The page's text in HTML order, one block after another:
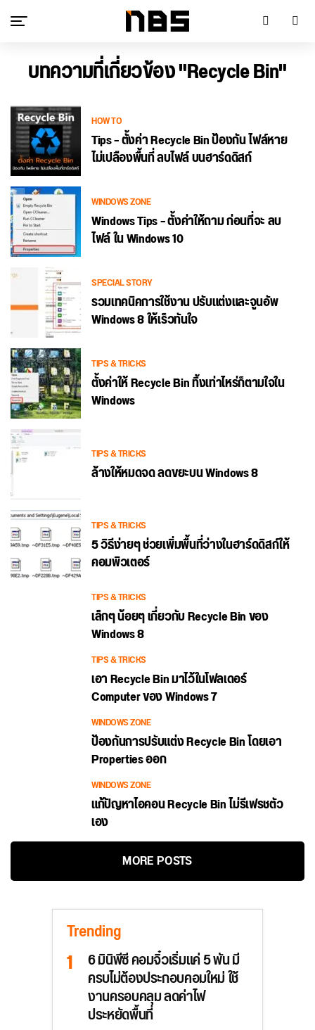
บทความที่เกี่ยวข้อง "Recycle Bin"
HOW TO
Tips – ตั้งค่า Recycle Bin ป้องกัน ไฟล์หาย
ไม่เปลืองพื้นที่ ลบไฟล์ บนฮาร์ดดิสก์
WINDOWS ZONE
Windows Tips – ตั้งค่าให้ถาม ก่อนที่จะ ลบ
ไฟล์ ใน Windows 10
SPECIAL STORY
รวมเทคนิคการใช้งาน ปรับแต่งและจูนอัพ
Windows 8 ให้เร็วทันใจ
TIPS & TRICKS
ตั้งค่าให้ Recycle Bin ทิ้งเท่าไหร่ก็ตามใจใน
Windows
TIPS & TRICKS
ล้างให้หมดจด ลดขยะบน Windows 8
TIPS & TRICKS
5 วิธีง่ายๆ ช่วยเพิ่มพื้นที่ว่างในฮาร์ดดิสก์ให้
คอมพิวเตอร์
TIPS & TRICKS
เล็กๆ น้อยๆ เกี่ยวกับ Recycle Bin ของ
Windows 8
TIPS & TRICKS
เอา Recycle Bin มาไว้ในโฟลเดอร์
Computer ของ Windows 7
WINDOWS ZONE
ป้องกันการปรับแต่ง Recycle Bin โดยเอา
Properties ออก
WINDOWS ZONE
แก้ปัญหาไอคอน Recycle Bin ไม่รีเฟรชตัว
เอง
MORE POSTS
Trending
6 มินิพีซี คอมจิ๋วเริ่มแค่ 5 พัน มี
ครบไม่ต้องประกอบคอมใหม่ ใช้
งานครอบคลุม ลดค่าไฟ
ประหยัดพื้นที่